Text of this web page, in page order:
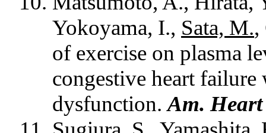
Yokoyama, I., Sata, M.,
of exercise on plasma
congestive heart
dysfunction.Am.